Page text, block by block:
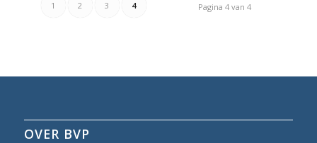
Pagina 4 van 4
1 2 3 4
OVER BVP